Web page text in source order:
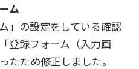
ム
」の設定をしている確認
登録フォーム（入力画
たため修正しました。